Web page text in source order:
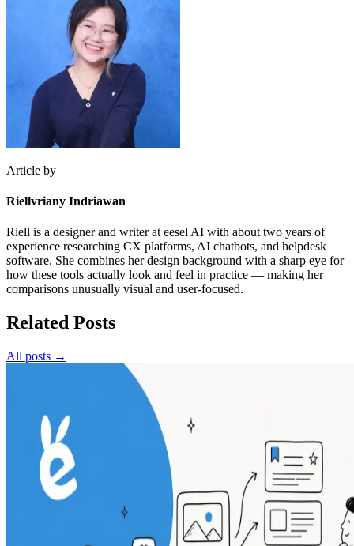
Article by
Riellvriany Indriawan
Riell is a designer and writer at eesel AI with about two years of
experience researching CX platforms, AI chatbots, and helpdesk
software. She combines her design background with a sharp eye for
how these tools actually look and feel in practice — making her
comparisons unusually visual and user-focused.
Related Posts
All posts →